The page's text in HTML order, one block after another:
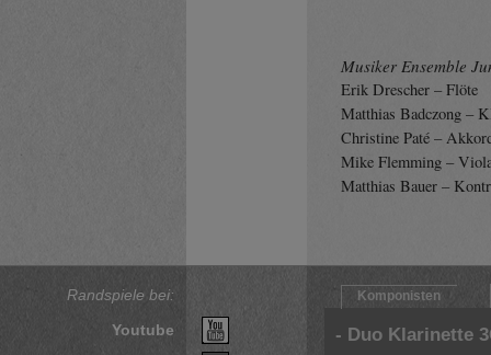
Musiker Ensemble
Erik Drescher – Flöte
Matthias Badczong –
Christine Paté –
Mike Flemming –
Matthias Bauer –
Randspiele bei:
Youtube
Komponisten
- Duo Klarinette